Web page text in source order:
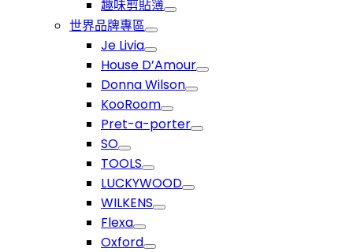
趣味剪貼簿
世界品牌專區
Je Livia
House D’Amour
Donna Wilson
KooRoom
Pret-a-porter
SO
TOOLS
LUCKYWOOD
WILKENS
Flexa
Oxford